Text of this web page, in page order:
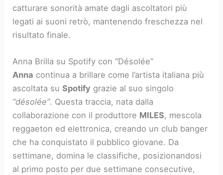
catturare sonorità amate dagli ascoltatori più
legati ai suoni retrò, mantenendo freschezza nel
risultato finale.
Anna Brilla su Spotify con “Désolée”
Anna continua a brillare come l’artista italiana più
ascoltata suSpotify grazie al suo singolo
“désolée”. Questa traccia, nata dalla
collaborazione con il produttore MILES, mescola
reggaeton ed elettronica, creando un club banger
che ha conquistato il pubblico giovane. Da
settimane, domina le classifiche, posizionandosi
al primo posto per due settimane consecutive,